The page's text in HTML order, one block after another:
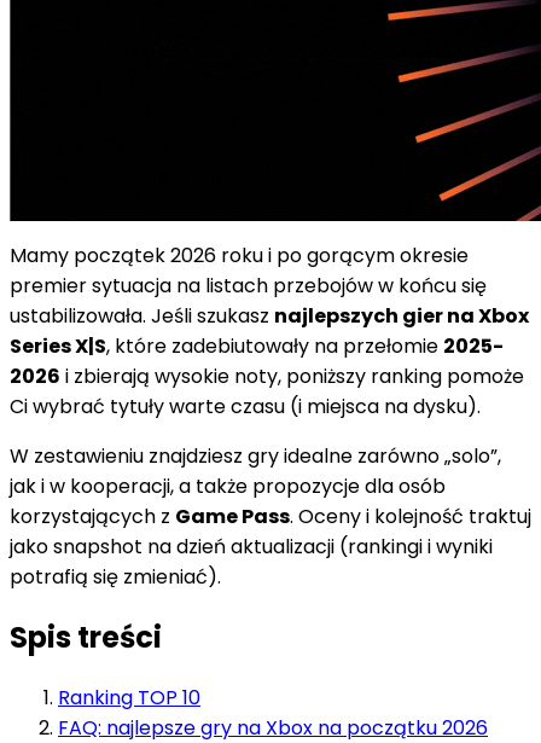
Mamy początek 2026 roku i po gorącym okresie
premier sytuacja na listach przebojów w końcu się
ustabilizowała. Jeśli szukasz najlepszych gier na Xbox
Series X|S, które zadebiutowały na przełomie 2025-
2026 i zbierają wysokie noty, poniższy ranking pomoże
Ci wybrać tytuły warte czasu (i miejsca na dysku).
W zestawieniu znajdziesz gry idealne zarówno „solo”,
jak i w kooperacji, a także propozycje dla osób
korzystających z Game Pass. Oceny i kolejność traktuj
jako snapshot na dzień aktualizacji (rankingi i wyniki
potrafią się zmieniać).
Spis treści
Ranking TOP 10
FAQ: najlepsze gry na Xbox na początku 2026